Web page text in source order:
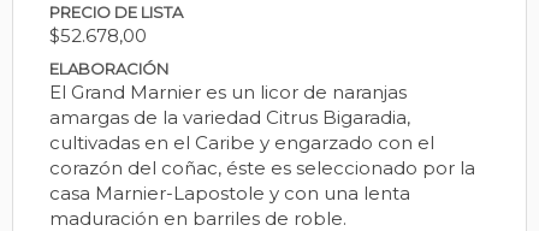
PRECIO DE LISTA
$52.678,00
ELABORACIÓN
El Grand Marnier es un licor de naranjas
amargas de la variedad Citrus Bigaradia,
cultivadas en el Caribe y engarzado con el
corazón del coñac, éste es seleccionado por la
casa Marnier-Lapostole y con una lenta
maduración en barriles de roble.